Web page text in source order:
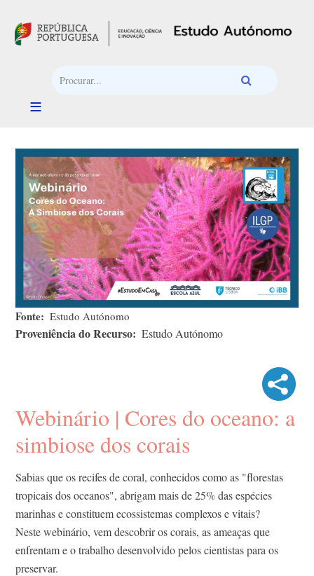
Fonte Estudo Autónomo
Proveniência do Recurso Estudo Autónomo
Webinário | Cores do oceano: a
simbiose dos corais
Sabias que os recifes de coral, conhecidos como as "florestas
tropicais dos oceanos", abrigam mais de 25% das espécies
marinhas e constituem ecossistemas complexos e vitais?
Neste webinário, vem descobrir os corais, as ameaças que
enfrentam e o trabalho desenvolvido pelos cientistas para os
preservar.